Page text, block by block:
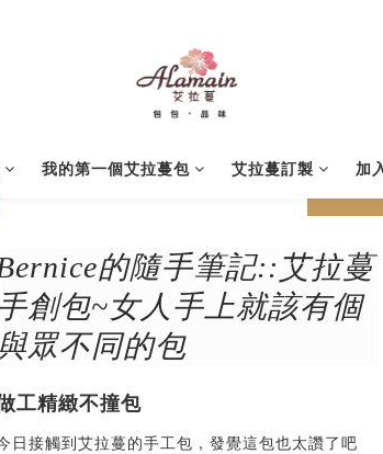
我的第一個艾拉蔓包 艾拉蔓訂製 加
prev
的隨手筆記::艾拉蔓
創包~女人手上就該有個
眾不同的包
工精緻不撞包
日接觸到艾拉蔓的手工包，發覺這包也太讚了吧